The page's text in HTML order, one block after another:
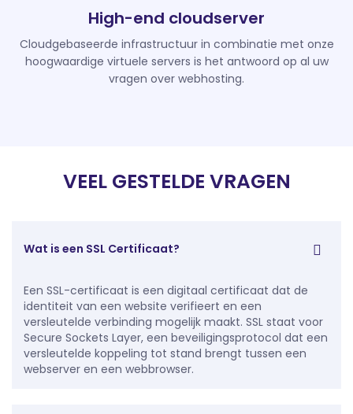
High-end cloudserver
Cloudgebaseerde infrastructuur in combinatie met onze
hoogwaardige virtuele servers is het antwoord op al uw
vragen over webhosting.
VEEL GESTELDE VRAGEN
Wat is een SSL Certificaat?
Een SSL-certificaat is een digitaal certificaat dat de
identiteit van een website verifieert en een
versleutelde verbinding mogelijk maakt. SSL staat voor
Secure Sockets Layer, een beveiligingsprotocol dat een
versleutelde koppeling tot stand brengt tussen een
webserver en een webbrowser.